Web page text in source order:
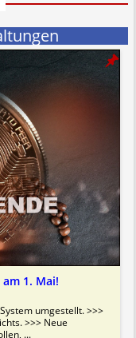
1. Mai!
umgestellt. >>>
>>> Neue
...